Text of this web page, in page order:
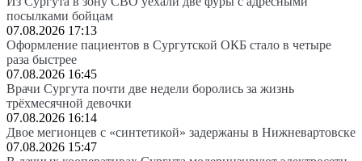
посылками бойцам
07.08.2026 17:13
Оформление пациентов в Сургутской ОКБ стало в четыре
раза быстрее
07.08.2026 16:45
Врачи Сургута почти две недели боролись за жизнь
трёхмесячной девочки
07.08.2026 16:14
Двое мегионцев с «синтетикой» задержаны в Нижневартовске
07.08.2026 15:47